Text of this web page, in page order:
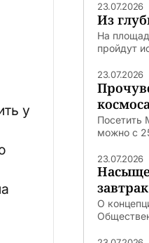
у
23.07.2026
Из
На
пройдут
23.07.2026
космоса
Посетить
можно с
23.07.2026
завтрак
О